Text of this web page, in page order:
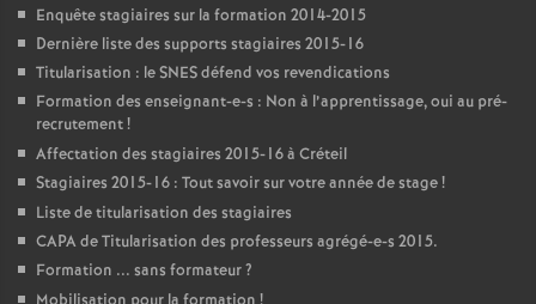
Enquête stagiaires sur la formation 2014-2015
Dernière liste des supports stagiaires 2015-16
Titularisation : leSNESdéfend vos revendications
Formation des enseignant-e-s : Non à l’apprentissage, oui au pré-
recrutement!
Affectation des stagiaires 2015-16 à Créteil
Stagiaires 2015-16 : Tout savoir sur votre année de stage!
Liste de titularisation des stagiaires
CAPAde Titularisation des professeurs agrégé-e-s 2015.
Formation ... sans formateur?